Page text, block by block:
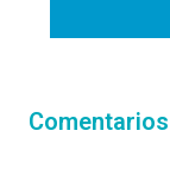
Comentarios